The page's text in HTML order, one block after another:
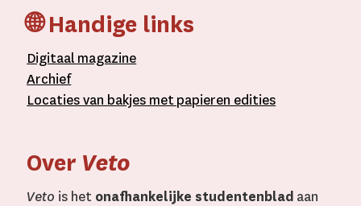
🌐 Handige links
Digitaal magazine
Archief
Locaties van bakjes metpapieren edities
Over Veto
Veto is het onafhankelijke studentenblad aan